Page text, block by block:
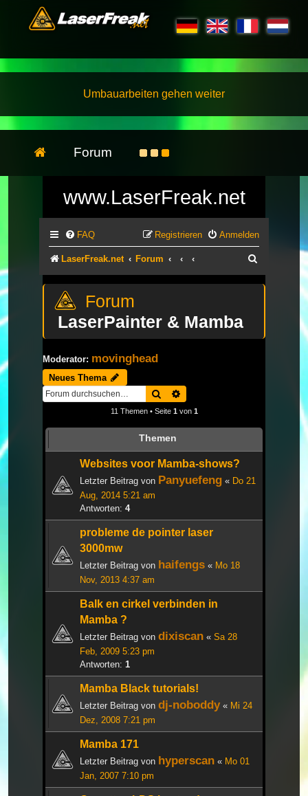
Umbauarbeiten gehen weiter
Forum
www.LaserFreak.net
FAQ Anmelden
Registrieren
LaserFreak.net Forum
LaserPainter & Mamba
Moderator: movinghead
Neues Thema
Suche
11 Themen • Seite 1von 1
Themen
Websites voor Mamba-shows?
Letzter Beitrag von Panyuefeng « Do 21
Aug, 2014 5:21 am
Antworten: 4
probleme de pointer laser
3000mw
Letzter Beitrag von haifengs « Mo 18
Nov, 2013 4:37 am
Balk en cirkel verbinden in
Mamba ?
Letzter Beitrag von dixiscan « Sa 28
Feb, 2009 5:23 pm
Antworten: 1
Mamba Black tutorials!
Letzter Beitrag von dj-noboddy« Mi 24
Dez, 2008 7:21 pm
Mamba 171
Letzter Beitrag von hyperscan « Mo 01
Jan, 2007 7:10 pm